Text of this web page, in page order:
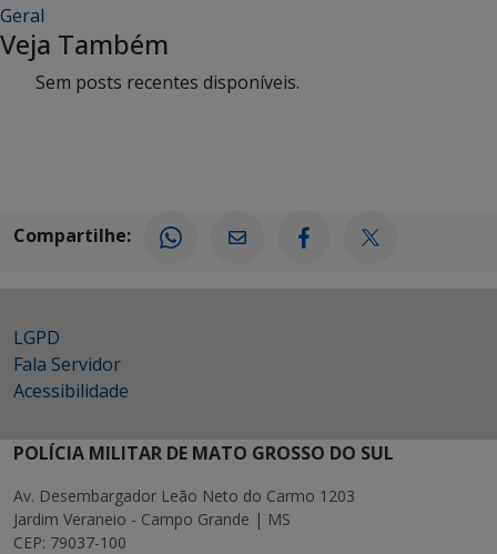
Geral
Veja Também
Sem posts recentes disponíveis.
Compartilhe:
LGPD
Fala Servidor
Acessibilidade
POLÍCIA MILITAR DE MATO GROSSO DO SUL
Av. Desembargador Leão Neto do Carmo 1203
Jardim Veraneio - Campo Grande | MS
CEP: 79037-100